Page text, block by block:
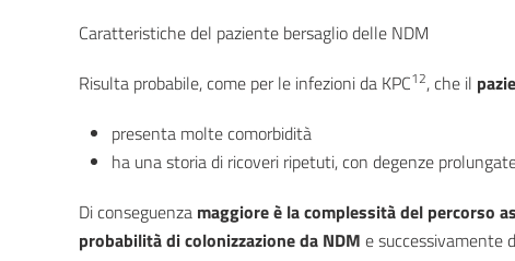
Caratteristiche del paziente bersaglio delle NDM
Risulta probabile, come per le infezioni da KPC12, che il
presenta molte comorbidità
ha una storia di ricoveri ripetuti, con degenze
Di conseguenza maggiore è la complessità del percorso
probabilità di colonizzazione da NDM e successivamente